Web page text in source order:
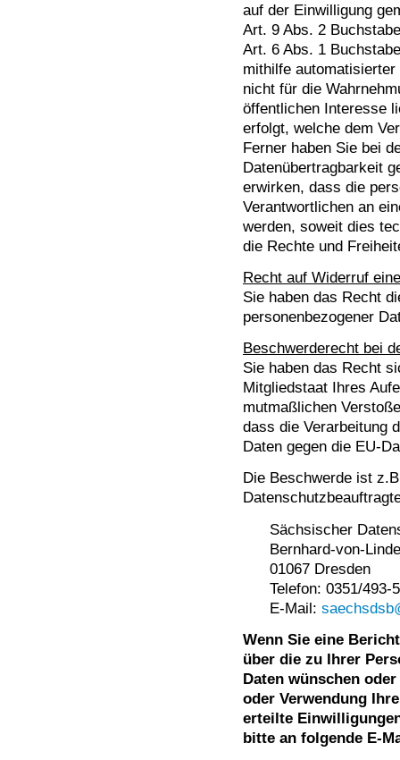
auf der Einwilligung
Art. 9 Abs. 2
Art. 6 Abs. 1
mithilfe
nicht für die
öffentlichen Interesse
erfolgt, welche dem
Ferner haben Sie bei
Datenübertragbarkeit
erwirken, dass die
Verantwortlichen an
werden, soweit dies
die Rechte und
Recht auf Widerruf
Sie haben das Recht
personenbezogener
Beschwerderecht bei
Sie haben das Recht
Mitgliedstaat Ihres
mutmaßlichen
dass die Verarbeitung
Daten gegen die EU-
Die Beschwerde ist
Sächsischer
Bernhard-von-
01067 Dresden
Telefon: 0351/493-
E-Mail:
Wenn Sie eine
über die zu Ihrer
Daten wünschen
oder Verwendung
erteilte
bitte an folgende E-